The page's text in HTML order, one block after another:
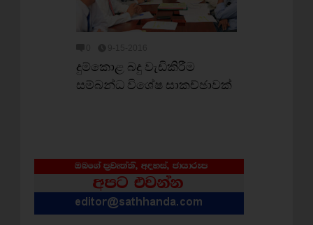
දුම්කොළ බදු වැඩිකිරීම
සම්බන්ධ විශේෂ සාකච්ඡාවක්